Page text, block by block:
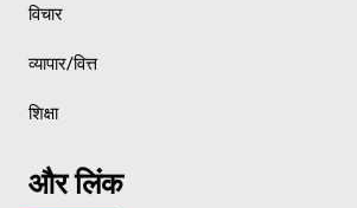
विचार
व्यापार/वित्त
शिक्षा
और लिंक